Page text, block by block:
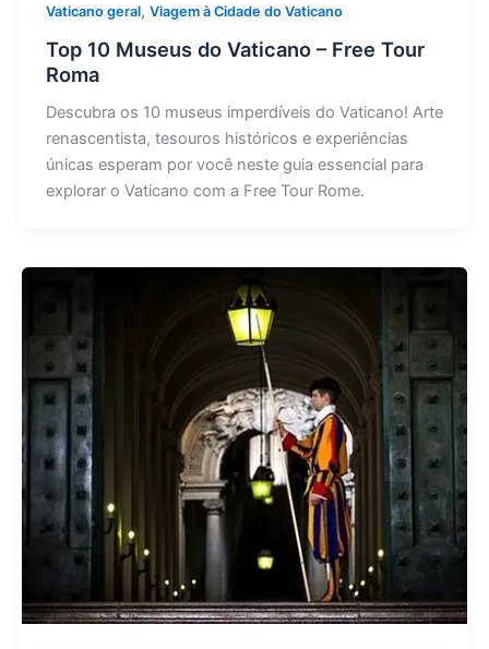
Vaticano geral, Viagem à Cidade do Vaticano
Top 10 Museus do Vaticano – Free Tour
Roma
Descubra os 10 museus imperdíveis do Vaticano! Arte
renascentista, tesouros históricos e experiências
únicas esperam por você neste guia essencial para
explorar o Vaticano com a Free Tour Rome.